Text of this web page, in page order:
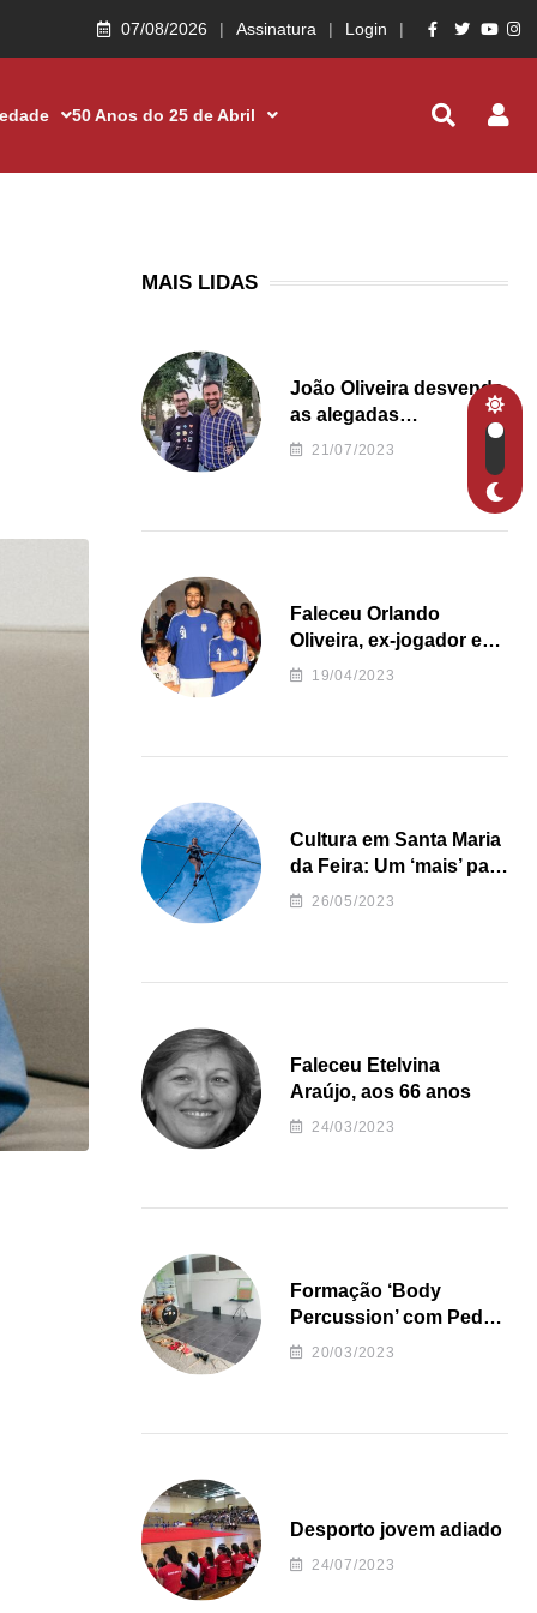
07/08/2026 Assinatura Login
50 Anos do 25 de Abril
MAIS LIDAS
João Oliveira desvenda
as alegadas
irregularidades da
Junta de Freguesia S.
21/07/2023
Faleceu Orlando
Oliveira, ex-jogador e
treinador da formação
19/04/2023
Cultura em Santa Maria
da Feira: Um ‘mais’ para
o Concelho
26/05/2023
Faleceu Etelvina
Araújo, aos 66 anos
24/03/2023
Formação ‘Body
Percussion’ com Pedro
Almeida
20/03/2023
Desporto jovem adiado
24/07/2023